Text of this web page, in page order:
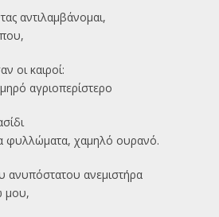
αντιλαμβάνομαι,
οι καιροί:
αγριοπερίστερο
φυλλώματα, χαμηλό ουρανό.
ανυπόστατου ανεμιστήρα
μου,